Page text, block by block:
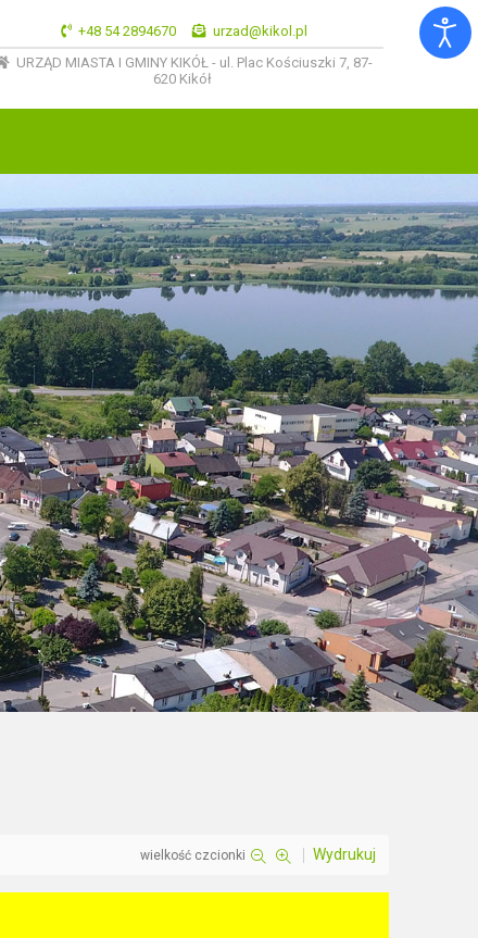
+48 54 2894670
urzad@kikol.pl
URZĄD MIASTA I GMINY KIKÓŁ - ul. Plac Kościuszki 7, 87-
620 Kikół
wielkość czcionki Wydrukuj